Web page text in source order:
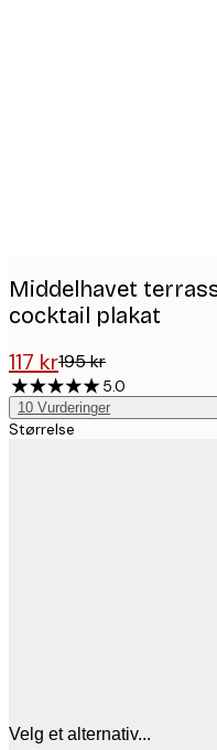
Middelhavet
cocktail plakat
117 kr195 kr
5.0
10 Vurderinger
Størrelse
Velg et alternativ...